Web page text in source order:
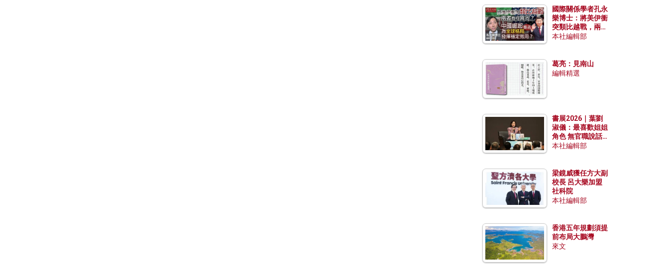
國際關係學者孔永
樂博士：將美伊衝
突類比越戰，兩者
有何異同？中國崛
本社編輯部
葛亮：見南山
編輯精選
書展2026｜葉劉
淑儀：最喜歡姐姐
角色 無官職說話
包袱少
本社編輯部
梁鏡威獲任方大副
校長 呂大樂加盟
社科院
本社編輯部
香港五年規劃須提
前布局大鵬灣
來文